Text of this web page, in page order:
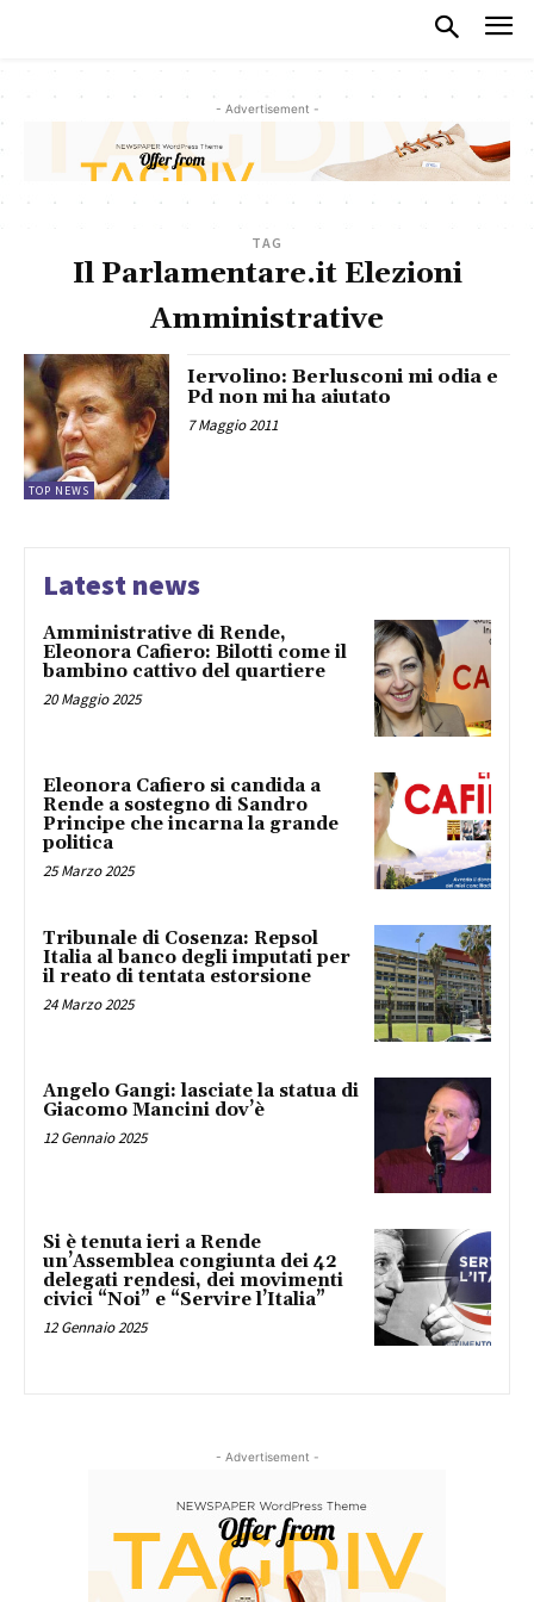
- Advertisement -
TAG
Il Parlamentare.it Elezioni
Amministrative
TOP NEWS
Iervolino: Berlusconi mi odia e
Pd non mi ha aiutato
7 Maggio 2011
Latest news
Amministrative di Rende,
Eleonora Cafiero: Bilotti come il
bambino cattivo del quartiere
20 Maggio 2025
Eleonora Cafiero si candida a
Rende a sostegno di Sandro
Principe che incarna la grande
politica
25 Marzo 2025
Tribunale di Cosenza: Repsol
Italia al banco degli imputati per
il reato di tentata estorsione
24 Marzo 2025
Angelo Gangi: lasciate la statua di
Giacomo Mancini dov’è
12 Gennaio 2025
Si è tenuta ieri a Rende
un’Assemblea congiunta dei 42
delegati rendesi, dei movimenti
civici “Noi” e “Servire l’Italia”
12 Gennaio 2025
- Advertisement -